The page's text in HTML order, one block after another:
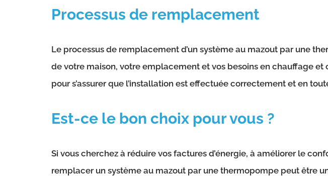
Processus de remplacement
Le processus de remplacement d’un système au mazout par une
de votre maison, votre emplacement et vos besoins en chauffage
pour s’assurer que l’installation est effectuée correctement et en
Est-ce le bon choix pour vous ?
Si vous cherchez à réduire vos factures d’énergie, à améliorer le
remplacer un système au mazout par une thermopompe peut être